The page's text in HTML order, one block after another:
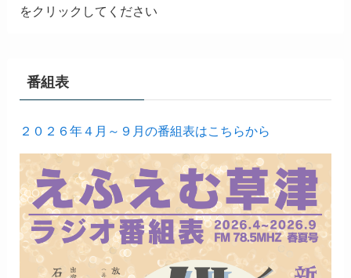
をクリックしてください
番組表
２０２６年４月～９月の番組表はこちらから